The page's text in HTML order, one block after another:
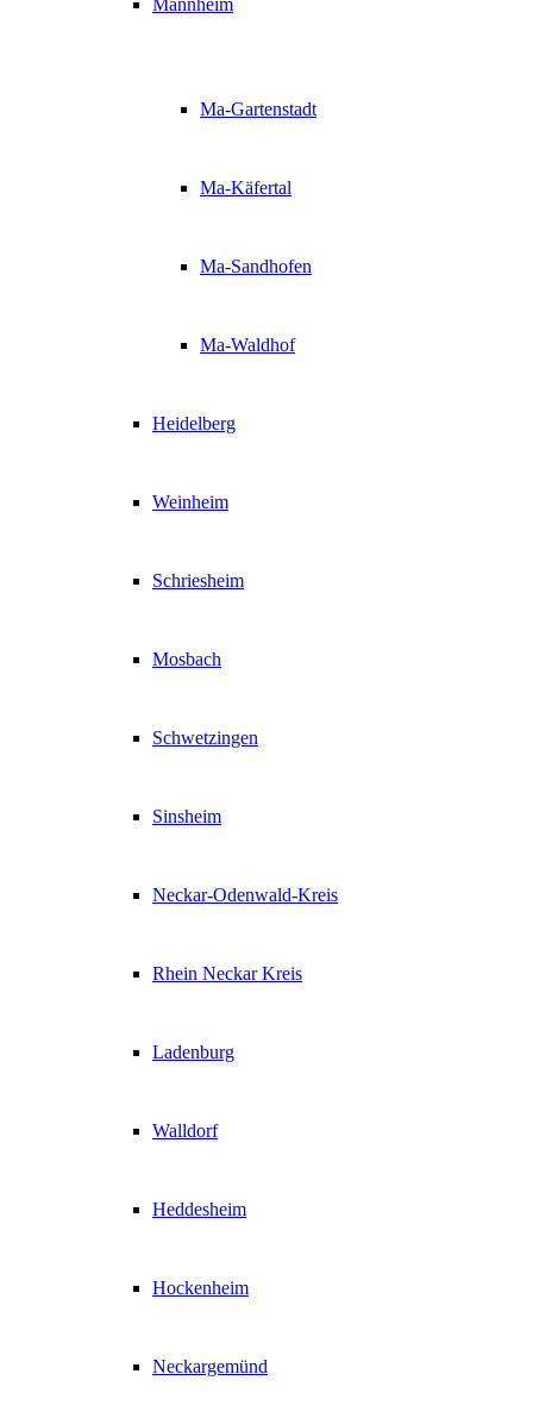
Mannheim
Ma-Gartenstadt
Ma-Käfertal
Ma-Sandhofen
Ma-Waldhof
Heidelberg
Weinheim
Schriesheim
Mosbach
Schwetzingen
Sinsheim
Neckar-Odenwald-Kreis
Rhein Neckar Kreis
Ladenburg
Walldorf
Heddesheim
Hockenheim
Neckargemünd